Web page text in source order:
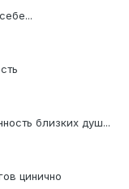
близких душ...
цинично